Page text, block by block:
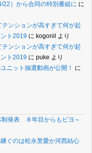
22）から合同の特別番組に に
ンションが高すぎて何が起
ト2019 に kogonil より
ンションが高すぎて何が起
ト2019 に puke より
ニット抽選動画が公開！
に
制発表 ８年目からもビヨ～
ぐのは松永里愛か河西結心